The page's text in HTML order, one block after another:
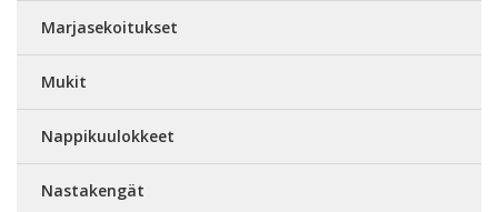
Marjasekoitukset
Mukit
Nappikuulokkeet
Nastakengät